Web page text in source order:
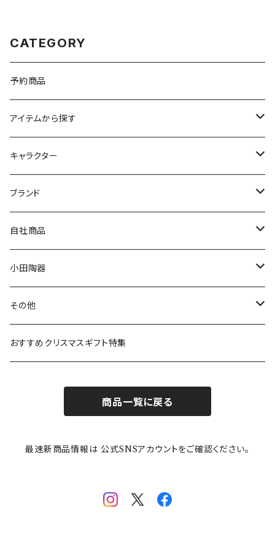
CATEGORY
予約商品
アイテムから探す
九谷焼
マグ＆カップ
プレート
ボウル
ガラスウェア
カトラリー
キャラクター
ムーミン
80th記念アイテム
リトルミイの日記念アイテム
MOOMIN ANIMATION
スヌーピー
ピーターラビット
ポケットモンスター
mofusand（モフサンド）
mofsand×日比谷花壇
ブランド
LA AMYS(エミーズ)
LISA LARSON(リサラーソン)
LAURA ASHLEY(ローラ アシュレイ)
Finlayson(フィンレイソン)
HANAE MORI(ハナエモリ)
THE BEATLES(ザ・ビートルズ)
自社商品
ねこ企画
Cecera(セセラ)
CELEC(セレック)
隅切り重箱
小田陶器
さざなみ
吉祥
メイメイウェア
SoSo(ソソ）
その他
リサイクル食器
おすすめクリスマスギフト特集
商品一覧に戻る
最速新商品情報は 公式SNSアカウントをご確認ください。